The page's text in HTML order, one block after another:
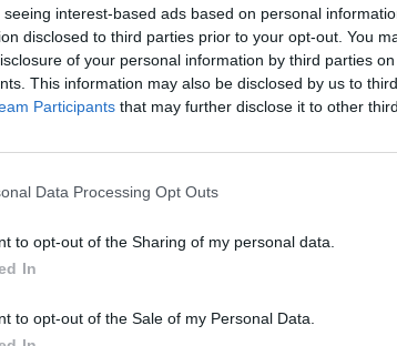
seeing interest-based ads based on personal
disclosed to third parties prior to your opt-out. You
of your personal information by third parties on
This information may also be disclosed by us to
Participants that may further disclose it to other
Data Processing Opt Outs
to opt-out of the Sharing of my personal data.
In
to opt-out of the Sale of my Personal Data.
Fot. Pixabay / Warszawa w Pigułce
jest elektronicznym systemem rozliczeń
Izbą Rozliczeniową. Dzięki niemu realizuje